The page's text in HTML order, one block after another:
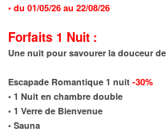
• du 01/05/26 au 22/08/26
Forfaits 1 Nuit :
Une nuit pour savourer la douceur
Escapade Romantique 1 nuit -30%
• 1 Nuit en chambre double
• 1 Verre de Bienvenue
• Sauna